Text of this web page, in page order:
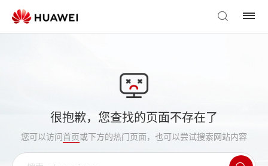
很抱歉，您查找的页面不存在了
您可以访问首页或下方的热门页面，也可以尝试搜索网站内容